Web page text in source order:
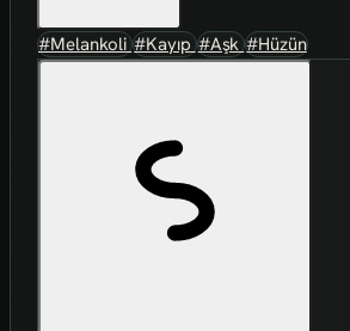
#Melankoli#Kayıp#Aşk#Hüzün